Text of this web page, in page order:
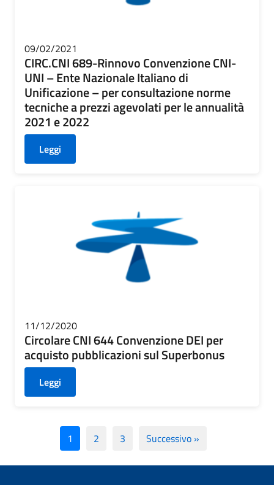
09/02/2021
CIRC.CNI 689-Rinnovo Convenzione CNI-
UNI – Ente Nazionale Italiano di
Unificazione – per consultazione norme
tecniche a prezzi agevolati per le annualità
2021 e 2022
Leggi
11/12/2020
Circolare CNI 644 Convenzione DEI per
acquisto pubblicazioni sul Superbonus
Leggi
1 2 3 Successivo »